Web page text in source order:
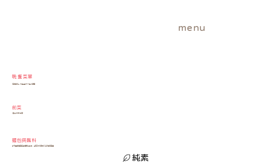
menu
晚餐菜單
每日晚上六點至十一點供應
前菜
適合大家分享
麵包與蘸料
酸麵團麵包搭配鷹嘴豆泥、甜菜根和鞭打羊奶酪蘸醬
純素